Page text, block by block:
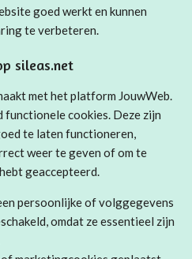
goed werkt en kunnen
te verbeteren.
sileas.net
met het platform JouwWeb.
cookies. Deze zijn
te laten functioneren,
weer te geven of om te
geaccepteerd.
persoonlijke of volggegevens
omdat ze essentieel zijn